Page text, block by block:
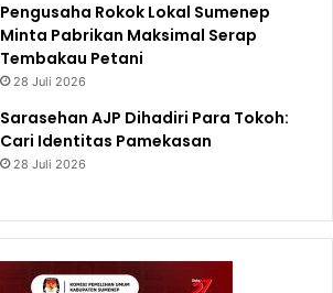
Pengusaha Rokok Lokal Sumenep
Minta Pabrikan Maksimal Serap
Tembakau Petani
28 Juli 2026
Sarasehan AJP Dihadiri Para Tokoh:
Cari Identitas Pamekasan
28 Juli 2026